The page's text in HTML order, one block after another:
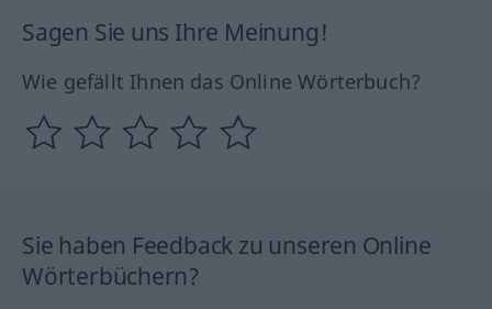
Sagen Sie uns Ihre Meinung!
Wie gefällt Ihnen das Online Wörterbuch?
Sie haben Feedback zu unseren Online
Wörterbüchern?